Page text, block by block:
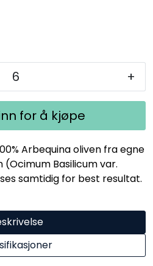
+
for å kjøpe
Arbequina oliven fra egne
(Ocimum Basilicum var.
samtidig for best resultat.